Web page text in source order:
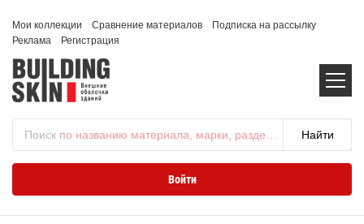
Мои коллекции Сравнение материалов
Подписка на рассылку
Реклама
Регистрация
Поиск по названию материала, марки, раздела...
Войти